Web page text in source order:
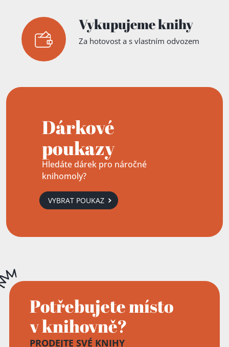
Vykupujeme knihy
Za hotovost a s vlastním odvozem
Dárkové
poukazy
Hledáte dárek pro náročné
knihomoly?
VYBRAT POUKAZ
Potřebujete místo
v knihovně?
PRODEJTE SVÉ KNIHY